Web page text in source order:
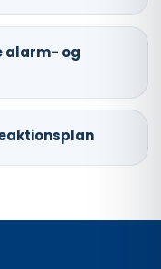
alarm- og